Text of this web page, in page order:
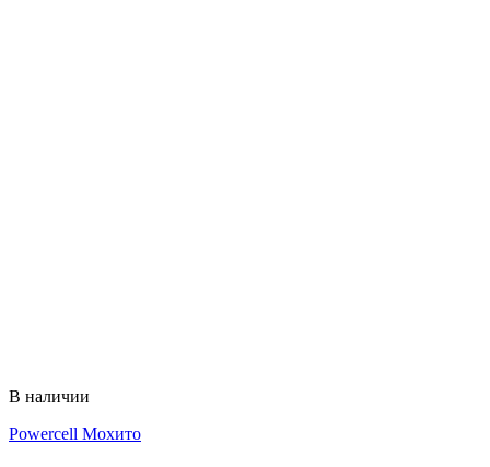
В наличии
Powercell Мохито